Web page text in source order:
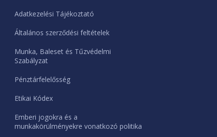
Adatkezelési Tájékoztató
Általános szerződési feltételek
Munka, Baleset és Tűzvédelmi
Szabályzat
Pénztárfelelősség
Etikai Kódex
Emberi jogokra és a
munkakörülményekre vonatkozó politika